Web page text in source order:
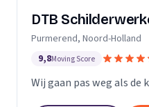
DTB
Purmerend, Noord-Holland
9,8Moving Score
Wij gaan pas weg als de